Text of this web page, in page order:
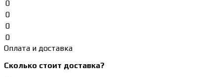
0
0
0
0
Оплата и доставка
Сколько стоит доставка?